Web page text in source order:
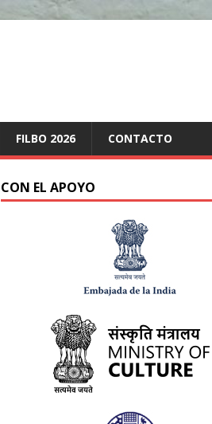
FILBO 2026 CONTACTO
CON EL APOYO